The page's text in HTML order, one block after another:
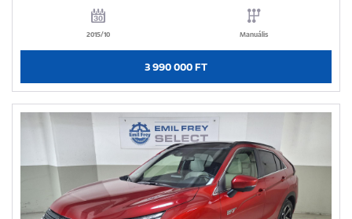
2015/10 Manuális
3 990 000 FT